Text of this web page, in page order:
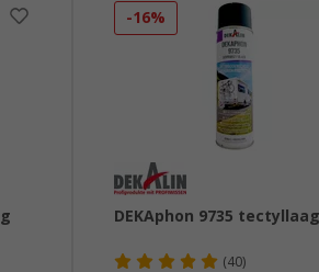
-16%
DEKAphon 9735 tectyllaag
(40)